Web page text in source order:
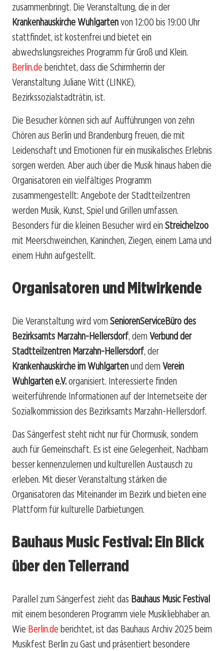
zusammenbringt. Die Veranstaltung, die in der
Krankenhauskirche Wuhlgartenvon 12:00 bis 19:00 Uhr
stattfindet, ist kostenfrei und bietet ein
abwechslungsreiches Programm für Groß und Klein.
Berlin.de berichtet, dass die Schirmherrin der
Veranstaltung Juliane Witt (LINKE),
Bezirkssozialstadträtin, ist.
Die Besucher können sich auf Aufführungen von zehn
Chören aus Berlin und Brandenburg freuen, die mit
Leidenschaft und Emotionen für ein musikalisches Erlebnis
sorgen werden. Aber auch über die Musik hinaus haben die
Organisatoren ein vielfältiges Programm
zusammengestellt: Angebote der Stadtteilzentren
werden Musik, Kunst, Spiel und Grillen umfassen.
Besonders für die kleinen Besucher wird ein Streichelzoo
mit Meerschweinchen, Kaninchen, Ziegen, einem Lama und
einem Huhn aufgestellt.
Organisatoren und Mitwirkende
Die Veranstaltung wird vom SeniorenServiceBüro des
Bezirksamts Marzahn-Hellersdorf, dem Verbund der
Stadtteilzentren Marzahn-Hellersdorf, der
Krankenhauskirche im Wuhlgartenund dem Verein
Wuhlgarten e.V.organisiert. Interessierte finden
weiterführende Informationen auf der Internetseite der
Sozialkommission des Bezirksamts Marzahn-Hellersdorf.
Das Sängerfest steht nicht nur für Chormusik, sondern
auch für Gemeinschaft. Es ist eine Gelegenheit, Nachbarn
besser kennenzulernen und kulturellen Austausch zu
erleben. Mit dieser Veranstaltung stärken die
Organisatoren das Miteinander im Bezirk und bieten eine
Plattform für kulturelle Darbietungen.
Bauhaus Music Festival: Ein Blick
über den Tellerrand
Parallel zum Sängerfest zieht das Bauhaus Music Festival
mit einem besonderen Programm viele Musikliebhaber an.
Wie Berlin.de berichtet, ist das Bauhaus Archiv 2025 beim
Musikfest Berlin zu Gast und präsentiert besondere